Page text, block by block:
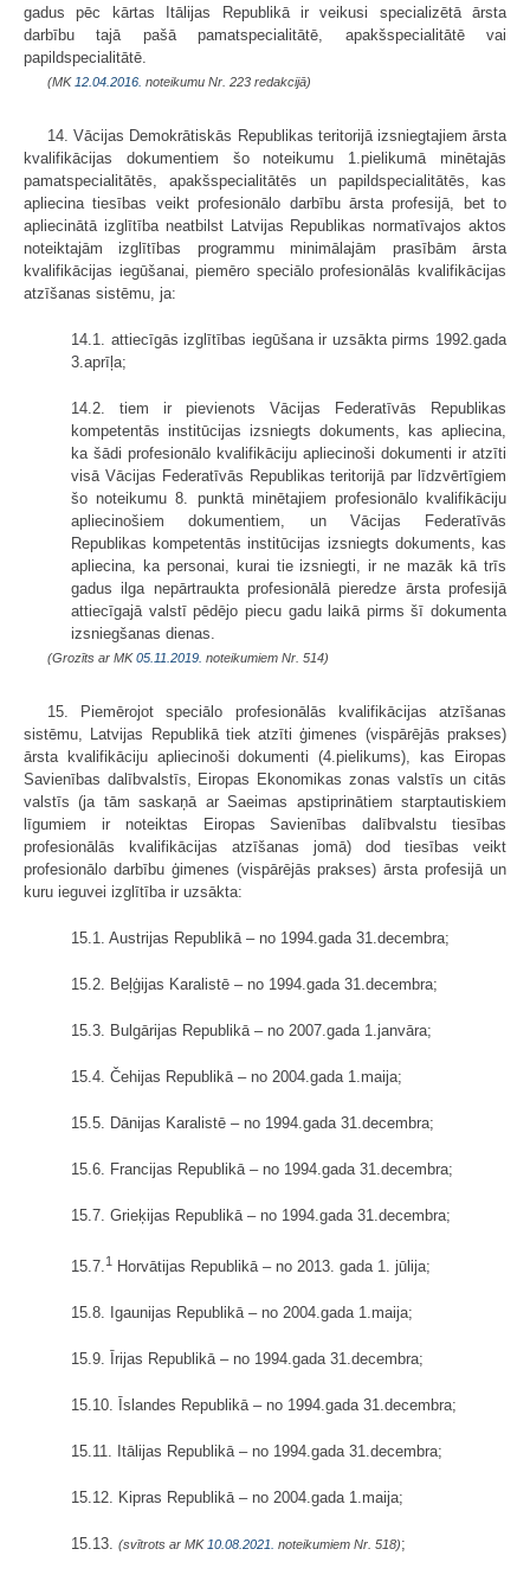
gadus pēc kārtas Itālijas Republikā ir veikusi specializētā ārsta
darbību tajā pašā pamatspecialitātē, apakšspecialitātē vai
papildspecialitātē.
(MK 12.04.2016. noteikumu Nr. 223 redakcijā)
14. Vācijas Demokrātiskās Republikas teritorijā izsniegtajiem ārsta
kvalifikācijas dokumentiem šo noteikumu 1.pielikumā minētajās
pamatspecialitātēs, apakšspecialitātēs un papildspecialitātēs, kas
apliecina tiesības veikt profesionālo darbību ārsta profesijā, bet to
apliecinātā izglītība neatbilst Latvijas Republikas normatīvajos aktos
noteiktajām izglītības programmu minimālajām prasībām ārsta
kvalifikācijas iegūšanai, piemēro speciālo profesionālās kvalifikācijas
atzīšanas sistēmu, ja:
14.1. attiecīgās izglītības iegūšana ir uzsākta pirms 1992.gada
3.aprīļa;
14.2. tiem ir pievienots Vācijas Federatīvās Republikas
kompetentās institūcijas izsniegts dokuments, kas apliecina,
ka šādi profesionālo kvalifikāciju apliecinoši dokumenti ir atzīti
visā Vācijas Federatīvās Republikas teritorijā par līdzvērtīgiem
šo noteikumu 8. punktā minētajiem profesionālo kvalifikāciju
apliecinošiem dokumentiem, un Vācijas Federatīvās
Republikas kompetentās institūcijas izsniegts dokuments, kas
apliecina, ka personai, kurai tie izsniegti, ir ne mazāk kā trīs
gadus ilga nepārtraukta profesionālā pieredze ārsta profesijā
attiecīgajā valstī pēdējo piecu gadu laikā pirms šī dokumenta
izsniegšanas dienas.
(Grozīts ar MK05.11.2019. noteikumiem Nr. 514)
15. Piemērojot speciālo profesionālās kvalifikācijas atzīšanas
sistēmu, Latvijas Republikā tiek atzīti ģimenes (vispārējās prakses)
ārsta kvalifikāciju apliecinoši dokumenti (4.pielikums), kas Eiropas
Savienības dalībvalstīs, Eiropas Ekonomikas zonas valstīs un citās
valstīs (ja tām saskaņā ar Saeimas apstiprinātiem starptautiskiem
līgumiem ir noteiktas Eiropas Savienības dalībvalstu tiesības
profesionālās kvalifikācijas atzīšanas jomā) dod tiesības veikt
profesionālo darbību ģimenes (vispārējās prakses) ārsta profesijā un
kuru ieguvei izglītība ir uzsākta:
15.1. Austrijas Republikā – no 1994.gada 31.decembra;
15.2. Beļģijas Karalistē – no 1994.gada 31.decembra;
15.3. Bulgārijas Republikā – no 2007.gada 1.janvāra;
15.4. Čehijas Republikā – no 2004.gada 1.maija;
15.5. Dānijas Karalistē – no 1994.gada 31.decembra;
15.6. Francijas Republikā – no 1994.gada 31.decembra;
15.7. Grieķijas Republikā – no 1994.gada 31.decembra;
15.7.1 Horvātijas Republikā – no 2013. gada 1. jūlija;
15.8. Igaunijas Republikā – no 2004.gada 1.maija;
15.9. Īrijas Republikā – no 1994.gada 31.decembra;
15.10. Īslandes Republikā – no 1994.gada 31.decembra;
15.11. Itālijas Republikā – no 1994.gada 31.decembra;
15.12. Kipras Republikā – no 2004.gada 1.maija;
15.13. (svītrots ar MK 10.08.2021. noteikumiem Nr. 518);